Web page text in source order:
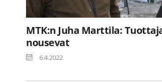
MTK:n Juha Marttila:
nousevat
6.4.2022